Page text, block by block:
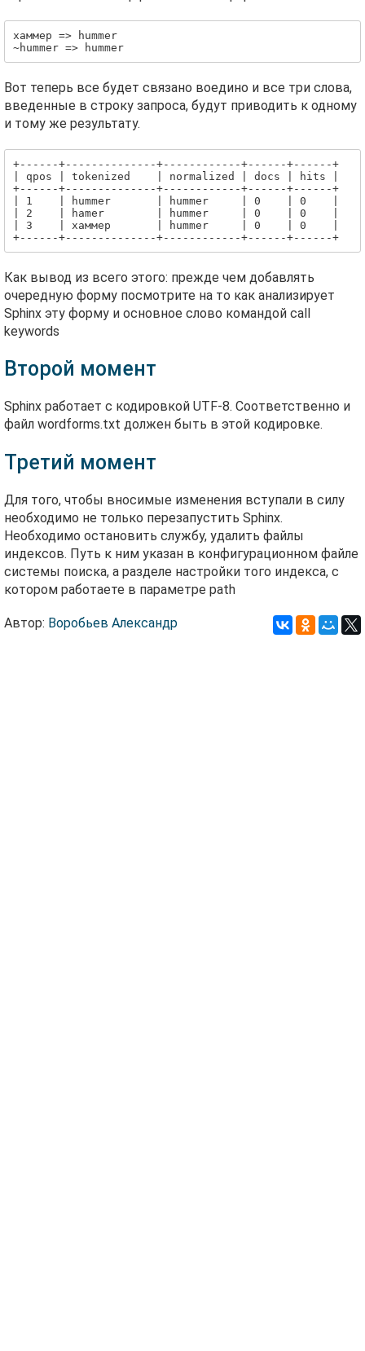
хаммер => hummer
~hummer => hummer
Вот теперь все будет связано воедино и все три слова,
введенные в строку запроса, будут приводить к одному
и тому же результату.
+------+--------------+------------+------+------+
| qpos | tokenized    | normalized | docs | hits |
+------+--------------+------------+------+------+
| 1    | hummer       | hummer     | 0    | 0    |
| 2    | hamer        | hummer     | 0    | 0    |
| 3    | хаммер       | hummer     | 0    | 0    |
Как вывод из всего этого: прежде чем добавлять
очередную форму посмотрите на то как анализирует
Sphinx эту форму и основное слово командой call
keywords
Второй момент
Sphinx работает с кодировкой UTF-8. Соответственно и
файл wordforms.txt должен быть в этой кодировке.
Третий момент
Для того, чтобы вносимые изменения вступали в силу
необходимо не только перезапустить Sphinx.
Необходимо остановить службу, удалить файлы
индексов. Путь к ним указан в конфигурационном файле
системы поиска, а разделе настройки того индекса, с
котором работаете в параметре path
Автор: Воробьев Александр